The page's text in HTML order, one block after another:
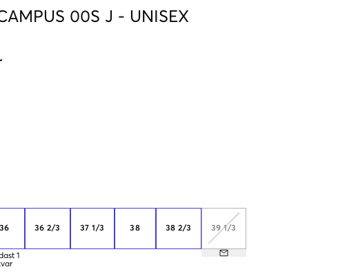
00S J - UNISEX
36
1
36 2/3 37 1/3 38 38 2/3 39 1/3